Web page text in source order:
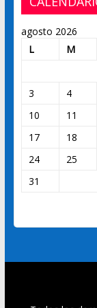
agosto 2026
L
M
3
4
10
11
17
18
24
25
31